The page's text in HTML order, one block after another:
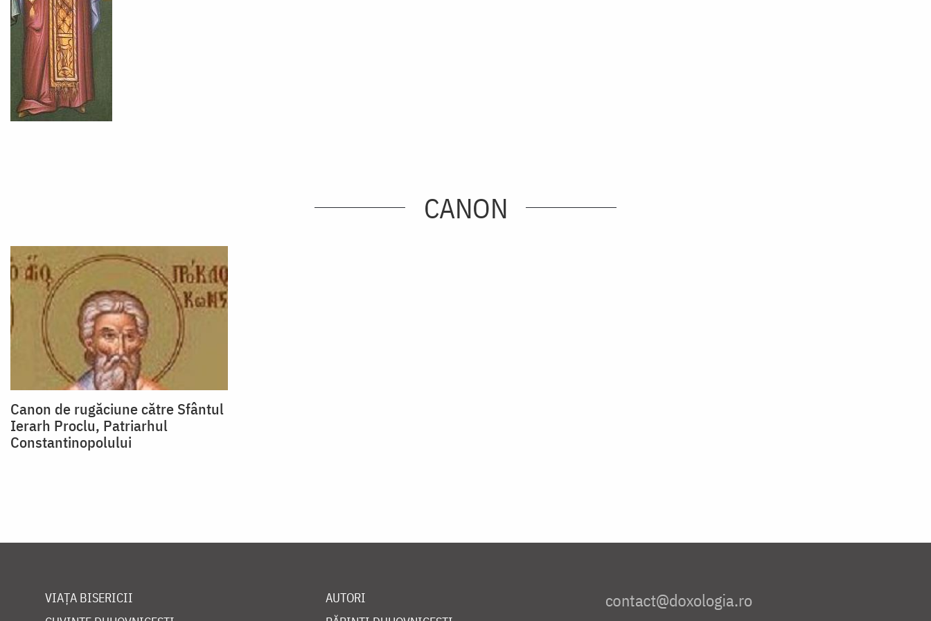
CANON
Canon de rugăciune către Sfântul
Ierarh Proclu, Patriarhul
Constantinopolului
VIAȚA BISERICII
AUTORI